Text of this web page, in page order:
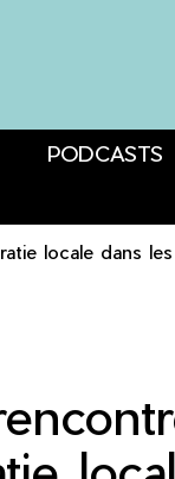
PODCASTS
locale dans